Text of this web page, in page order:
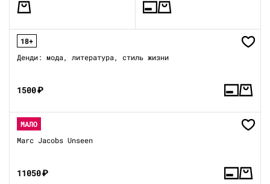
18+
Денди: мода, литература, стиль жизни
1500₽
МАЛО
Marc Jacobs Unseen
11050₽